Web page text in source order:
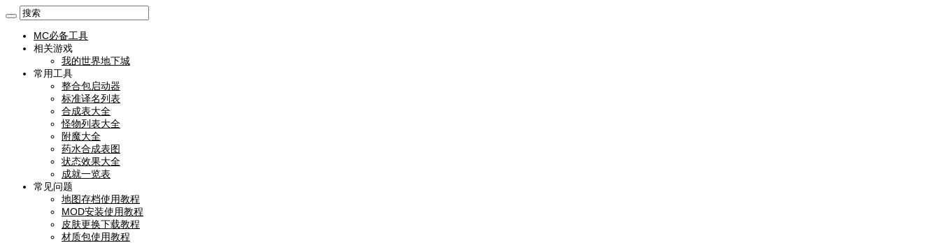
MC必备工具
相关游戏
我的世界地下城
常用工具
整合包启动器
标准译名列表
合成表大全
怪物列表大全
附魔大全
药水合成表图
状态效果大全
成就一览表
常见问题
地图存档使用教程
MOD安装使用教程
皮肤更换下载教程
材质包使用教程